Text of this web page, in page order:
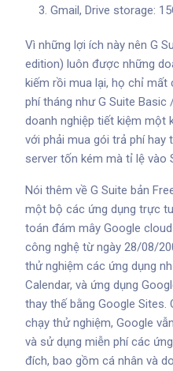
Gmail, Drive storage:
Vì những lợi ích này nên G
edition) luôn được những
kiếm rồi mua lại, họ chỉ mất
phí tháng như G Suite
doanh nghiệp tiết kiệm một
với phải mua gói trả phí hay
server tốn kém mà tỉ lệ vào
Nói thêm về G Suite bản
một bộ các ứng dụng trực
toán đám mây Google
công nghệ từ ngày 28/08/
thử nghiệm các ứng dụng
Calendar, và ứng dụng
thay thế bằng Google Sites.
chạy thử nghiệm, Google
và sử dụng miễn phí các
đích, bao gồm cá nhân và